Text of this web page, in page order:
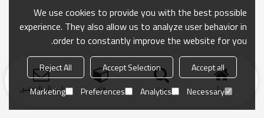
منزل بحث فئة ارسال التحقيق
We use cookies to provide you with the best possible
experience. They also allow us to analyze user behavior in
order to constantly improve the website for you.
Accept all
Accept Selection
Reject All
Necessary
Analytics
Preferences
Marketing